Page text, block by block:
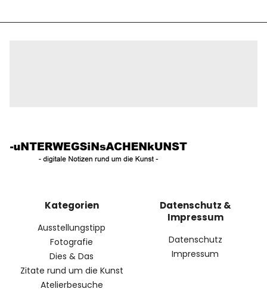
Kategorien
Ausstellungstipp
Fotografie
Dies & Das
Zitate rund um die Kunst
Atelierbesuche
Datenschutz &
Impressum
Datenschutz
Impressum